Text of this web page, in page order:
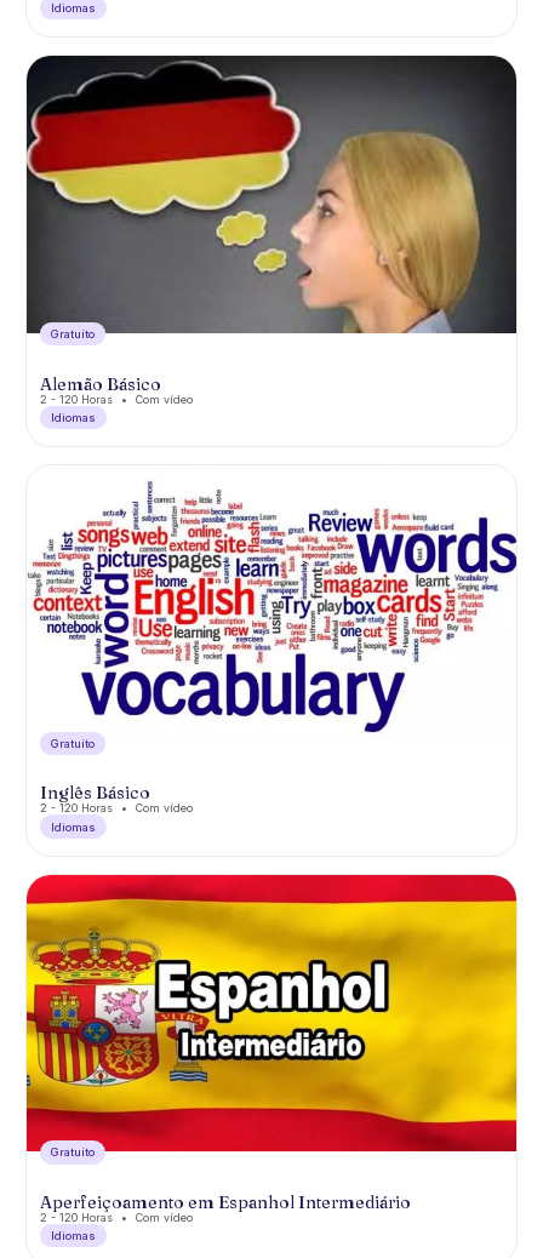
Idiomas
Gratuíto
Alemão Básico
2 - 120 Horas
Com vídeo
Idiomas
Gratuíto
Inglês Básico
2 - 120 Horas
Com vídeo
Idiomas
Gratuíto
Aperfeiçoamento em Espanhol Intermediário
2 - 120 Horas
Com vídeo
Idiomas